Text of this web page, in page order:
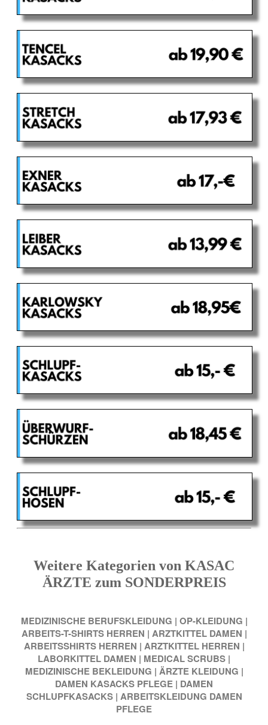
Weitere Kategorien von KASAC
ÄRZTE zum SONDERPREIS
MEDIZINISCHE BERUFSKLEIDUNG | OP-KLEIDUNG |
ARBEITS-T-SHIRTS HERREN | ARZTKITTEL DAMEN |
ARBEITSSHIRTS HERREN | ARZTKITTEL HERREN |
LABORKITTEL DAMEN | MEDICAL SCRUBS |
MEDIZINISCHE BEKLEIDUNG | ÄRZTE KLEIDUNG |
DAMEN KASACKS PFLEGE | DAMEN
SCHLUPFKASACKS | ARBEITSKLEIDUNG DAMEN
PFLEGE